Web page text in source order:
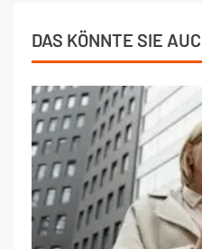
DAS KÖNNTE SIE